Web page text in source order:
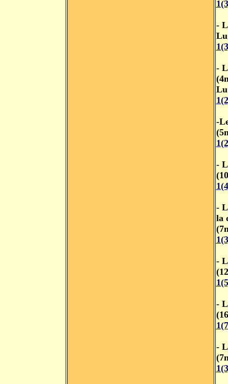
-
-
-
-
-
la
-
-
-